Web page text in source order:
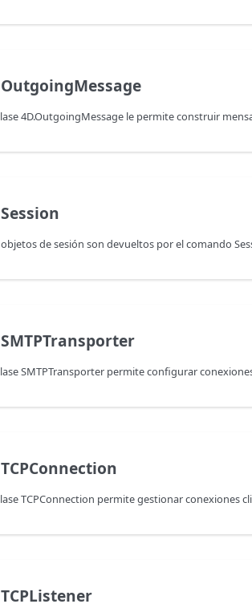
OutgoingMessage
Session
SMTPTransporter
TCPConnection
TCPListener